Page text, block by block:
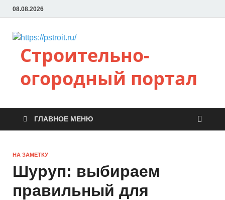
08.08.2026
Строительно-
огородный портал
ГЛАВНОЕ МЕНЮ
НА ЗАМЕТКУ
Шуруп: выбираем
правильный для